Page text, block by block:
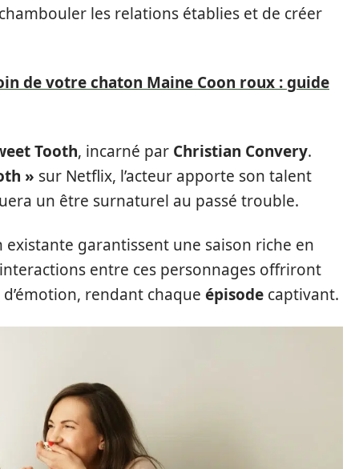
les relations établies et de créer
de votre chaton Maine Coon roux : guide
Tooth, incarné par Christian Convery.
» sur Netflix, l’acteur apporte son talent
un être surnaturel au passé trouble.
garantissent une saison riche en
entre ces personnages offriront
rendant chaque épisode captivant.